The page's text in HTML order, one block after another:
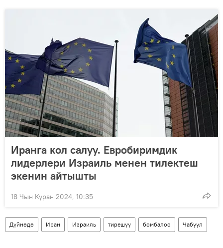
Иранга кол салуу. Евробиримдик
лидерлери Израиль менен тилектеш
экенин айтышты
18 Чын Куран 2024, 10:35
Дүйнөдө Иран Израиль тирешүү бомбалоо Чабуул